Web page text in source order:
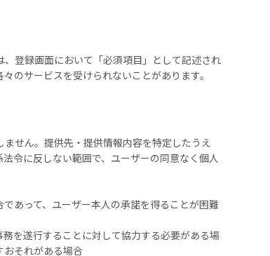
登録画面において「必須項目」として記述され
のサービスを受けられないことがあります。
せん。提供先・提供情報内容を特定したうえ
令に反しない範囲で、ユーザーの同意なく個人
あって、ユーザー本人の承諾を得ることが困難
を遂行することに対して協力する必要がある場
おそれがある場合